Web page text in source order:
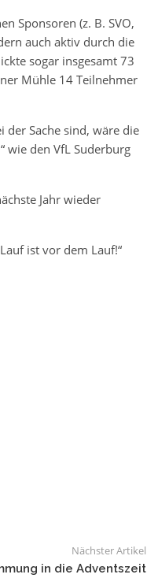
Sponsoren (z. B. SVO,
auch aktiv durch die
sogar insgesamt 73
Mühle 14 Teilnehmer
Sache sind, wäre die
wie den VfL Suderburg
Jahr wieder
ist vor dem Lauf!“
Nächster Artikel
in die Adventszeit